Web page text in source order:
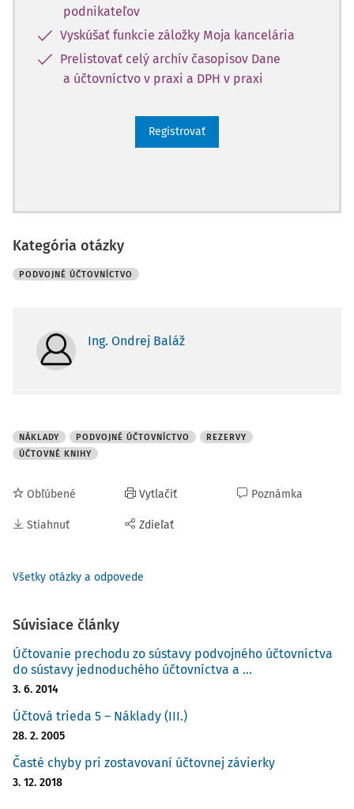
podnikateľov
Vyskúšať funkcie záložky Moja kancelária
Prelistovať celý archív časopisov Dane
a účtovníctvo v praxi a DPH v praxi
Registrovať
Kategória otázky
PODVOJNÉ ÚČTOVNÍCTVO
Ing. Ondrej Baláž
NÁKLADY PODVOJNÉ ÚČTOVNÍCTVO
REZERVY
ÚČTOVNÉ KNIHY
Obľúbené
Stiahnuť
Vytlačiť
Zdieľať
Poznámka
Všetky otázky a odpovede
Súvisiace články
Účtovanie prechodu zo sústavy podvojného účtovníctva
do sústavy jednoduchého účtovníctva a ...
3. 6. 2014
Účtová trieda 5 – Náklady (III.)
28. 2. 2005
Časté chyby pri zostavovaní účtovnej závierky
3. 12. 2018